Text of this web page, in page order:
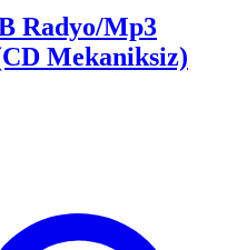
Radyo/Mp3
Mekaniksiz)